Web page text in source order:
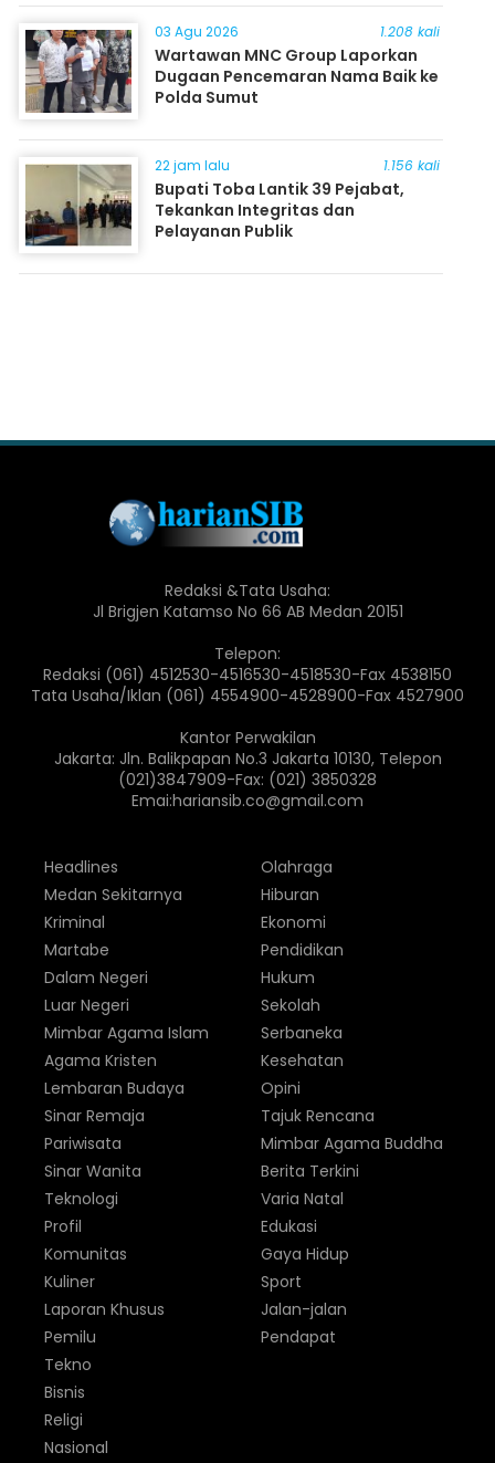
03 Agu 2026 1.208 kali
Wartawan MNC Group Laporkan
Dugaan Pencemaran Nama Baik ke
Polda Sumut
22 jam lalu 1.156 kali
Bupati Toba Lantik 39 Pejabat,
Tekankan Integritas dan
Pelayanan Publik
Redaksi &Tata Usaha:
Jl Brigjen Katamso No 66 AB Medan 20151
Telepon:
Redaksi (061) 4512530-4516530-4518530-Fax 4538150
Tata Usaha/Iklan (061) 4554900-4528900-Fax 4527900
Kantor Perwakilan
Jakarta: Jln. Balikpapan No.3 Jakarta 10130, Telepon
(021)3847909-Fax: (021) 3850328
Emai:hariansib.co@gmail.com
Headlines
Medan Sekitarnya
Kriminal
Martabe
Dalam Negeri
Luar Negeri
Olahraga
Hiburan
Ekonomi
Pendidikan
Hukum
Sekolah
Mimbar Agama Islam
Agama Kristen
Lembaran Budaya
Sinar Remaja
Pariwisata
Sinar Wanita
Serbaneka
Kesehatan
Opini
Tajuk Rencana
Mimbar Agama Buddha
Berita Terkini
Teknologi
Profil
Komunitas
Kuliner
Laporan Khusus
Pemilu
Varia Natal
Edukasi
Gaya Hidup
Sport
Jalan-jalan
Pendapat
Tekno
Bisnis
Religi
Nasional